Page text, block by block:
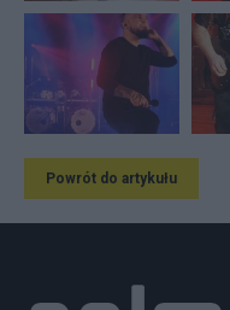
Powrót do artykułu